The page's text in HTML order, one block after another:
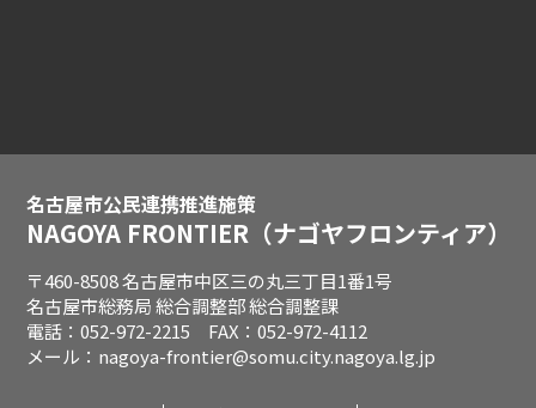
名古屋市公民連携推進施策
NAGOYA FRONTIER （ナゴヤフロンティア）
〒460-8508 名古屋市中区三の丸三丁目1番1号
名古屋市総務局 総合調整部 総合調整課
電話：052-972-2215 FAX：052-972-4112
メール：nagoya-frontier@somu.city.nagoya.lg.jp